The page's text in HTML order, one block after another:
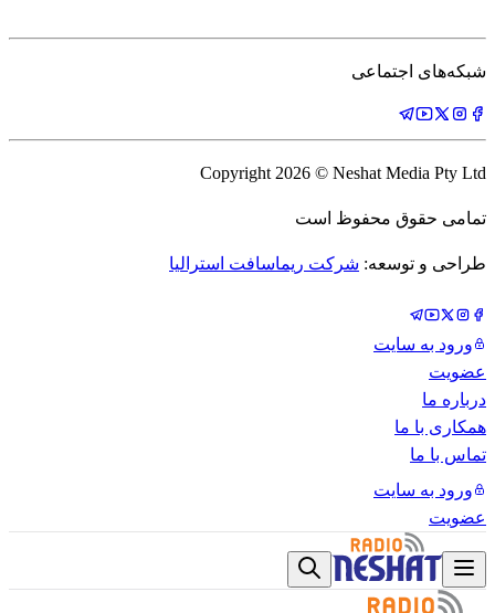
شبکه‌های اجتماعی
Copyright 2026 © Neshat Media Pty Ltd
تمامی حقوق محفوظ است
طراحی و توسعه: شرکت ریماسافت استرالیا
ورود به سایت
عضویت
درباره ما
همکاری با ما
تماس با ما
ورود به سایت
عضویت